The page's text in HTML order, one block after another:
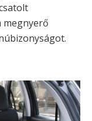
megnyerő